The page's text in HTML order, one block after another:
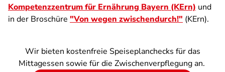
Kompetenzzentrum für Ernährung Bayern (KErn) und
in der Broschüre "Von wegen zwischendurch!" (KErn).
Wir bieten kostenfreie Speiseplanchecks für das
Mittagessen sowie für die Zwischenverpflegung an.